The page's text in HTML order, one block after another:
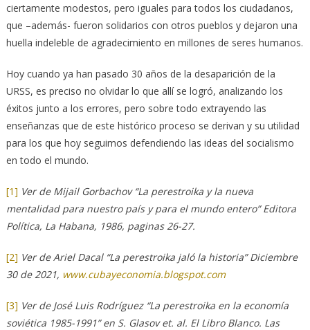
ciertamente modestos, pero iguales para todos los ciudadanos,
que –además- fueron solidarios con otros pueblos y dejaron una
huella indeleble de agradecimiento en millones de seres humanos.
Hoy cuando ya han pasado 30 años de la desaparición de la
URSS, es preciso no olvidar lo que allí se logró, analizando los
éxitos junto a los errores, pero sobre todo extrayendo las
enseñanzas que de este histórico proceso se derivan y su utilidad
para los que hoy seguimos defendiendo las ideas del socialismo
en todo el mundo.
[1] Ver de Mijail Gorbachov “La perestroika y la nueva
mentalidad para nuestro país y para el mundo entero” Editora
Política, La Habana, 1986, paginas 26-27.
[2] Ver de Ariel Dacal “La perestroika jaló la historia” Diciembre
30 de 2021, www.cubayeconomia.blogspot.com
[3] Ver de José Luis Rodríguez “La perestroika en la economía
soviética 1985-1991” en S. Glasov et. al. El Libro Blanco. Las